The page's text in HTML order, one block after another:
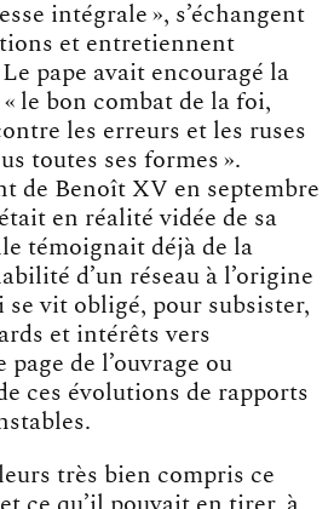
intégrale », s’échangent
et entretiennent
pape avait encouragé la
le bon combat de la foi,
les erreurs et les ruses
toutes ses formes ».
de Benoît XV en septembre
en réalité vidée de sa
témoignait déjà de la
d’un réseau à l’origine
vit obligé, pour subsister,
et intérêts vers
page de l’ouvrage ou
ces évolutions de rapports
très bien compris ce
ce qu’il pouvait en tirer, à